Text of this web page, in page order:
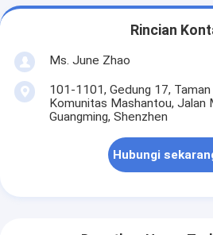
Rincian
Ms. June Zhao
101-1101, Gedung 17,
Komunitas Mashantou, Jalan
Guangming, Shenzhen
Hubungi